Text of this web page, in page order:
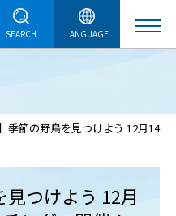
SEARCH LANGUAGE
】季節の野鳥を見つけよう 12月14
見つけよう 12月